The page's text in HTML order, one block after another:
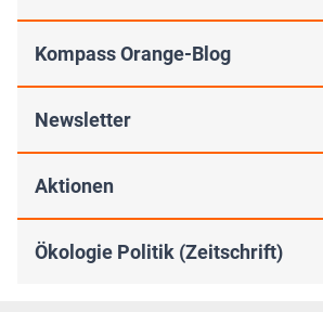
Kompass Orange-Blog
Newsletter
Aktionen
Ökologie Politik (Zeitschrift)